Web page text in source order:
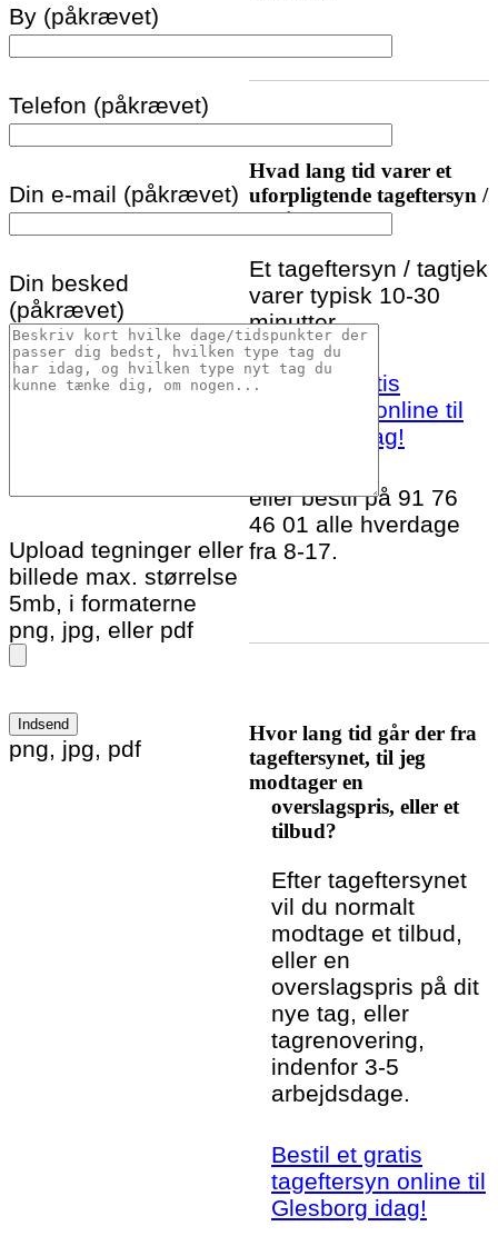
By (påkrævet)
Telefon (påkrævet)
Din e-mail (påkrævet)
Din besked
(påkrævet)
Upload tegninger eller
billede max. størrelse
5mb, i formaterne
png, jpg, eller pdf
Please leave this field empty.
png, jpg, pdf
Hvad lang tid varer et
uforpligtende tageftersyn /
tagtjek?
Et tageftersyn / tagtjek
varer typisk 10-30
minutter.
Bestil et gratis
tageftersyn online til
Glesborg idag!
eller bestil på 91 76
46 01 alle hverdage
fra 8-17.
Hvor lang tid går der fra
tageftersynet, til jeg
modtager en
overslagspris, eller et
tilbud?
Efter tageftersynet
vil du normalt
modtage et tilbud,
eller en
overslagspris på dit
nye tag, eller
tagrenovering,
indenfor 3-5
arbejdsdage.
Bestil et gratis
tageftersyn online til
Glesborg idag!